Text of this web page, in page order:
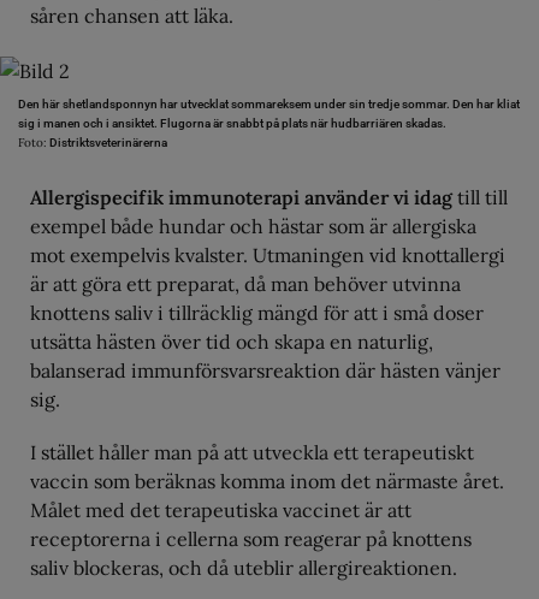
såren chansen att läka.
Den här shetlandsponnyn har utvecklat sommareksem under sin tredje sommar. Den har kliat
sig i manen och i ansiktet. Flugorna är snabbt på plats när hudbarriären skadas.
Foto: Distriktsveterinärerna
Allergispecifik immunoterapi använder vi idagtill till
exempel både hundar och hästar som är allergiska
mot exempelvis kvalster. Utmaningen vid knottallergi
är att göra ett preparat, då man behöver utvinna
knottens saliv i tillräcklig mängd för att i små doser
utsätta hästen över tid och skapa en naturlig,
balanserad immunförsvarsreaktion där hästen vänjer
sig.
I stället håller man på att utveckla ett terapeutiskt
vaccin som beräknas komma inom det närmaste året.
Målet med det terapeutiska vaccinet är att
receptorerna i cellerna som reagerar på knottens
saliv blockeras, och då uteblir allergireaktionen.